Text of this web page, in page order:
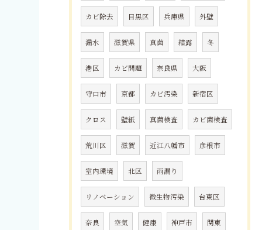
カビ除去 目黒区 兵庫県 外壁
漏水 滋賀県 真菌 結露 冬
港区 カビ問題 奈良県 大阪
守口市 京都 カビ汚染 新宿区
クロス 壁紙 真菌検査 カビ菌検査
荒川区 滋賀 近江八幡市 彦根市
室内環境 北区 雨漏り
リノベーション 微生物汚染 台東区
奈良 空気 健康 神戸市 関東